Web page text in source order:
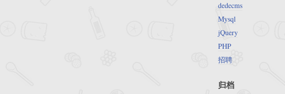
dedecms
Mysql
jQuery
PHP
招聘
归档